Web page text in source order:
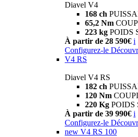
Diavel V4
168 ch
65,2 Nm
223 kg POIDS
À partir de 28 590€ i
Configurez-le
V4 RS
Diavel V4 RS
182 ch
120 Nm
220 Kg POIDS
À partir de 39 990€ i
Configurez-le
new V4 RS 100